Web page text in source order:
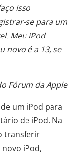
isso
se para um
Meu iPod
novo é a 13, se
Fórum da Apple
um iPod para
de iPod. Na
transferir
iPod,